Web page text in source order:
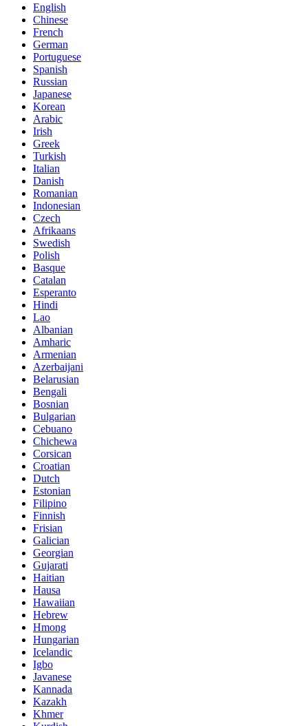
English
Chinese
French
German
Portuguese
Spanish
Russian
Japanese
Korean
Arabic
Irish
Greek
Turkish
Italian
Danish
Romanian
Indonesian
Czech
Afrikaans
Swedish
Polish
Basque
Catalan
Esperanto
Hindi
Lao
Albanian
Amharic
Armenian
Azerbaijani
Belarusian
Bengali
Bosnian
Bulgarian
Cebuano
Chichewa
Corsican
Croatian
Dutch
Estonian
Filipino
Finnish
Frisian
Galician
Georgian
Gujarati
Haitian
Hausa
Hawaiian
Hebrew
Hmong
Hungarian
Icelandic
Igbo
Javanese
Kannada
Kazakh
Khmer